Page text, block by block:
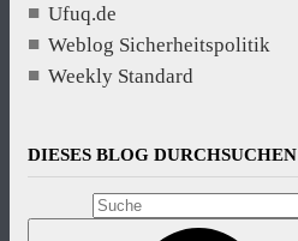
Ufuq.de
Weblog Sicherheitspolitik
Weekly Standard
DIESES BLOG DURCHSUCHEN